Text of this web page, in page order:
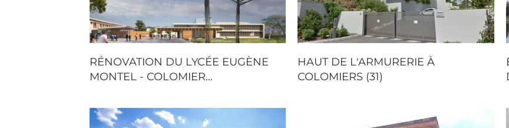
RÉNOVATION DU LYCÉE EUGÈNE
MONTEL - COLOMIER…
HAUT DE L'ARMURERIE À
COLOMIERS (31)